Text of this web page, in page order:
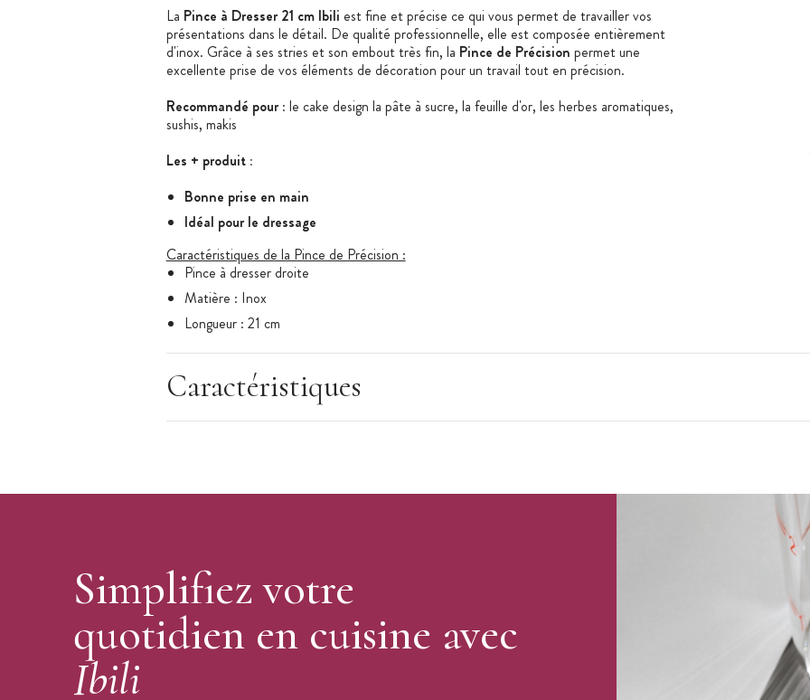
La Pince à Dresser 21 cm Ibili est fine et précise ce qui vous permet de travailler vos
présentations dans le détail. De qualité professionnelle, elle est composée entièrement
d'inox. Grâce à ses stries et son embout très fin, la Pince de Précision permet une
excellente prise de vos éléments de décoration pour un travail tout en précision.
Recommandé pour: le cake design la pâte à sucre, la feuille d'or, les herbes aromatiques,
sushis, makis
Les + produit :
Bonne prise en main
Idéal pour le dressage
Caractéristiques de la Pince de Précision :
Pince à dresser droite
Matière : Inox
Longueur : 21 cm
Forme : Droite
Grippe strié à l'extérieur pour une meilleure prise en main
Grippe strié sur l'embout pour agripper les éléments
Marque : Ibili
Caractéristiques
Simplifiez votre
quotidien en cuisine avec
Ibili